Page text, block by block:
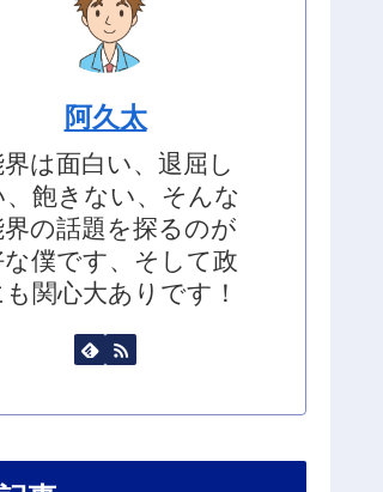
阿久太
は面白い、退屈し
、飽きない、そんな
界の話題を探るのが
な僕です、そして政
関心大ありです！